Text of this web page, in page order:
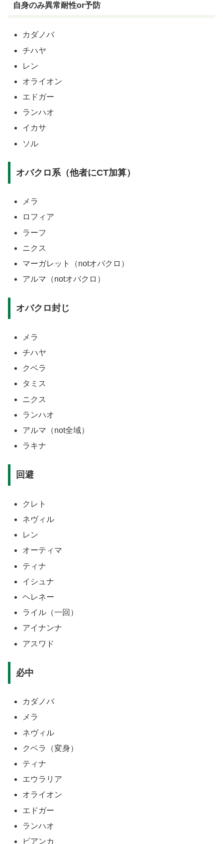
自身のみ異常耐性or予防
カダノバ
チハヤ
レン
オライオン
エドガー
ランハオ
イカサ
ソル
オバクロ系（他者にCT加算）
メラ
ロフィア
ラーフ
ニクス
マーガレット（notオバクロ）
アルマ（notオバクロ）
オバクロ封じ
メラ
チハヤ
クベラ
タミス
ニクス
ランハオ
アルマ（not全域）
ラキナ
回避
クレト
ネヴィル
レン
オーティマ
ティナ
イシュナ
ヘレネー
ライル（一回）
アイナンナ
アスワド
必中
カダノバ
メラ
ネヴィル
クベラ（変身）
ティナ
エウラリア
オライオン
エドガー
ランハオ
ビアンカ